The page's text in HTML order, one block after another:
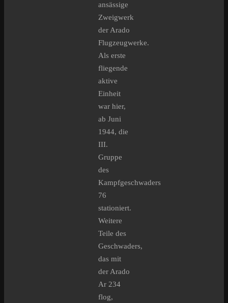
ansässige
Zweigwerk
der Arado
Flugzeugwerke.
Als erste
fliegende
aktive
Einheit
war hier,
ab Juni
1944, die
III.
Gruppe
des
Kampfgeschwaders
76
stationiert.
Weitere
Teile des
Geschwaders,
das mit
der Arado
Ar 234
flog,